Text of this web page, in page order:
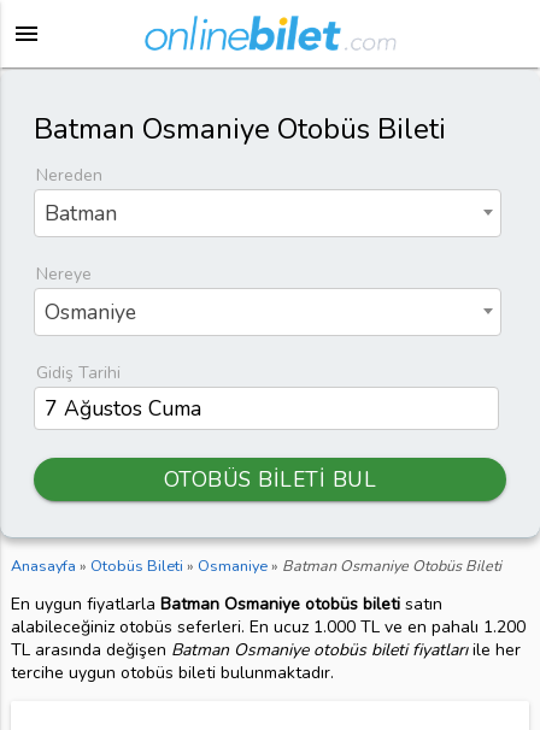
menu
Batman Osmaniye Otobüs Bileti
Nereden
Batman
Nereye
Osmaniye
Gidiş Tarihi
OTOBÜS BİLETİ BUL
Anasayfa » Otobüs Bileti » Osmaniye» Batman Osmaniye Otobüs Bileti
En uygun fiyatlarla Batman Osmaniye otobüs biletisatın
alabileceğiniz otobüs seferleri. En ucuz 1.000 TL ve en pahalı 1.200
TL arasında değişen Batman Osmaniye otobüs bileti fiyatlarıile her
tercihe uygun otobüs bileti bulunmaktadır.